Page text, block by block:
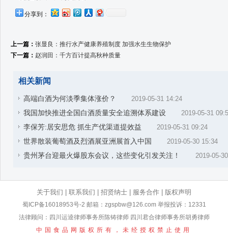
分享到：
上一篇： 张显良：推行水产健康养殖制度 加强水生生物保护
下一篇： 赵润田：千方百计提高秋种质量
相关新闻
高端白酒为何淡季集体涨价？ 2019-05-31 14:24
我国加快推进全国白酒质量安全追溯体系建设 2019-05-31
李保芳:居安思危 抓生产优渠道提效益 2019-05-31 09:24
世界散装葡萄酒及烈酒展亚洲展首入中国 2019-05-30 15:34
贵州茅台迎最火爆股东会议，这些变化引发关注！ 2019-05-
关于我们 联系我们 招贤纳士 服务合作 版权声明
蜀ICP备16018953号-2 邮箱：zgspbw@126.com 举报投诉：12331
法律顾问：四川运逵律师事务所陈铸律师 四川君合律师事务所胡勇律师
中国食品网版权所有，未经授权禁止使用